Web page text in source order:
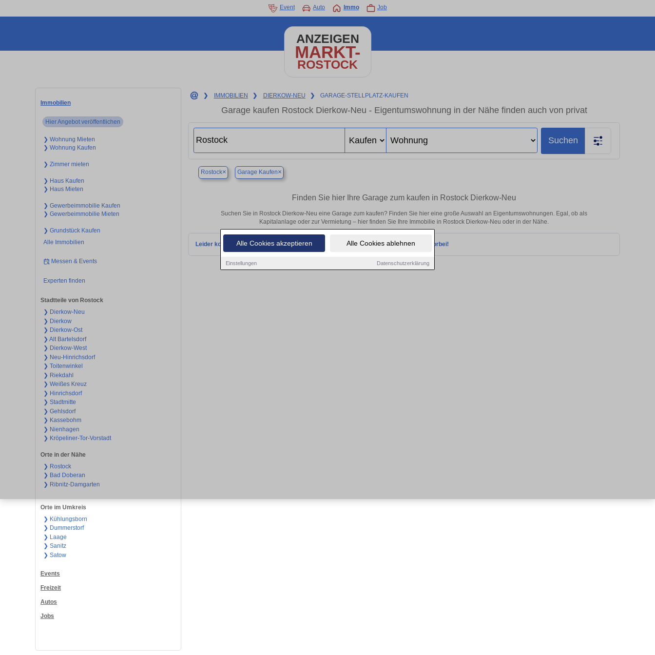
Alle Cookies akzeptieren Alle Cookies ablehnen
Einstellungen Datenschutzerklärung
Event Auto Immo Job
ANZEIGEN
MARKT-
ROSTOCK
Immobilien
Hier Angebot veröffentlichen
❯ Wohnung Mieten
❯ Wohnung Kaufen
❯ Zimmer mieten
❯ Haus Kaufen
❯ Haus Mieten
❯ Gewerbeimmobilie Kaufen
❯ Gewerbeimmobilie Mieten
❯ Grundstück Kaufen
Alle Immobilien
Messen & Events
Experten finden
Stadtteile von Rostock
❯ Dierkow-Neu
❯ Dierkow
❯ Dierkow-Ost
❯ Alt Bartelsdorf
❯ Dierkow-West
❯ Neu-Hinrichsdorf
❯ Toitenwinkel
❯ Riekdahl
❯ Weißes Kreuz
❯ Hinrichsdorf
❯ Stadtmitte
❯ Gehlsdorf
❯ Kassebohm
❯ Nienhagen
❯ Kröpeliner-Tor-Vorstadt
Orte in der Nähe
❯ Rostock
❯ Bad Doberan
❯ Ribnitz-Damgarten
Orte im Umkreis
❯ Kühlungsborn
❯ Dummerstorf
❯ Laage
❯ Sanitz
❯ Satow
Events
Freizeit
Autos
Jobs
❯ IMMOBILIEN ❯ DIERKOW-NEU ❯ GARAGE-STELLPLATZ-KAUFEN
Garage kaufen Rostock Dierkow-Neu - Eigentumswohnung in der Nähe finden auch von privat
Suchen
Rostock× Garage Kaufen×
Finden Sie hier Ihre Garage zum kaufen in Rostock Dierkow-Neu
Suchen Sie in Rostock Dierkow-Neu eine Garage zum kaufen? Finden Sie hier eine große Auswahl an Eigentumswohnungen. Egal, ob als
Kapitalanlage oder zur Vermietung – hier finden Sie Ihre Immobilie in Rostock Dierkow-Neu oder in der Nähe.
Leider konnten wir derzeit keine passenden Objekte finden. Schauen Sie bald wieder vorbei!